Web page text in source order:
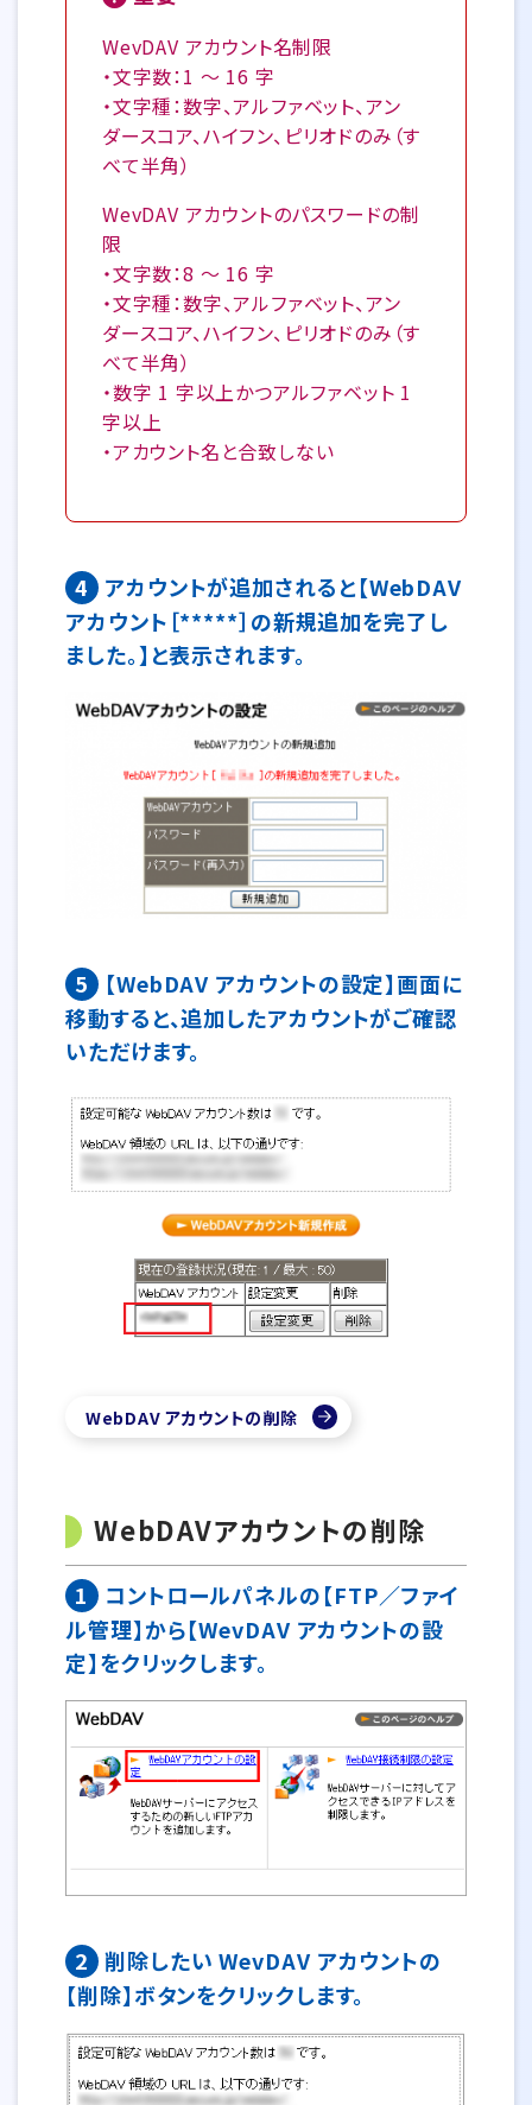
WevDAV アカウント名制限
・文字数：1 ～ 16 字
・文字種：数字、アルファベット、アン
ダースコア、ハイフン、ピリオドのみ（す
べて半角）
WevDAV アカウントのパスワードの制
限
・文字数：8 ～ 16 字
・文字種：数字、アルファベット、アン
ダースコア、ハイフン、ピリオドのみ（す
べて半角）
・数字 1 字以上かつアルファベット 1
字以上
・アカウント名と合致しない
4
アカウントが追加されると【WebDAV
アカウント［*****］の新規追加を完了し
ました。】と表示されます。
5
【WebDAV アカウントの設定】画面に
移動すると、追加したアカウントがご確認
いただけます。
WebDAV アカウントの削除
WebDAVアカウントの削除
1
コントロールパネルの【FTP／ファイ
ル管理】から【WevDAV アカウントの設
定】をクリックします。
2 削除したい WevDAV アカウントの
【削除】ボタンをクリックします。